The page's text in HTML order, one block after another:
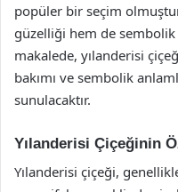
popüler bir seçim
güzelliği hem de sembolik
makalede, yılanderisi
bakımı ve sembolik
sunulacaktır.
Yılanderisi Çiçeğinin
Yılanderisi çiçeği,